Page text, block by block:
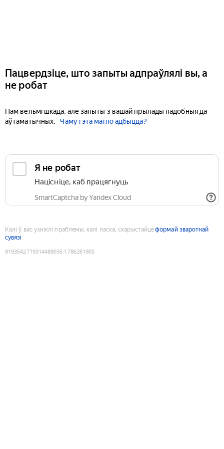
Пацвердзіце, што запыты адпраўлялі вы, а
не робат
Нам вельмі шкада, але запыты з вашай прылады падобныя да
аўтаматычных.
Чаму гэта магло адбыцца?
Я не робат
Націсніце, каб працягнуць
SmartCaptcha by Yandex Cloud
Калі ў вас узніклі праблемы, калі ласка, скарыстайцеформай зваротнай
сувязі
9193542719314489035:1786261903